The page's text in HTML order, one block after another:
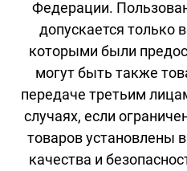
Федерации.
допускается только
которыми были
могут быть также
передаче третьим
случаях, если
товаров установлены
качества и